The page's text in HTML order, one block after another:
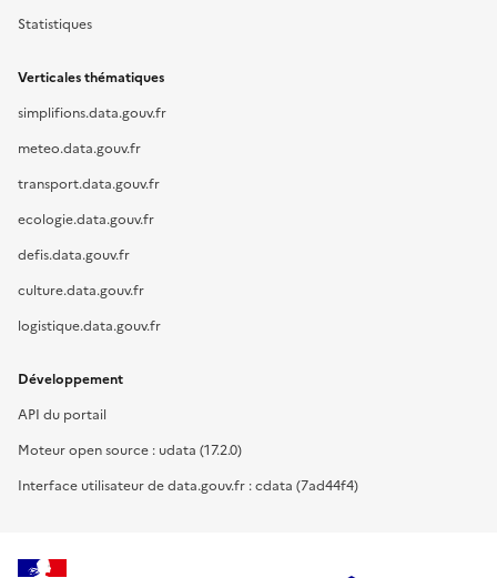
Statistiques
Verticales thématiques
simplifions.data.gouv.fr
meteo.data.gouv.fr
transport.data.gouv.fr
ecologie.data.gouv.fr
defis.data.gouv.fr
culture.data.gouv.fr
logistique.data.gouv.fr
Développement
API du portail
Moteur open source : udata (17.2.0)
Interface utilisateur de data.gouv.fr : cdata (7ad44f4)